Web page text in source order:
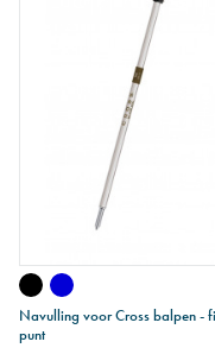
Navulling voor Cross balpen -
punt